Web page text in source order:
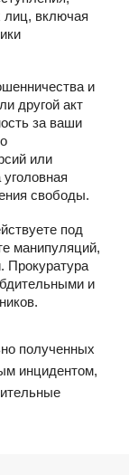
лиц, включая
и
другой акт
за ваши
или
свободы.
под
манипуляций,
Прокуратура
и
полученных
инцидентом,